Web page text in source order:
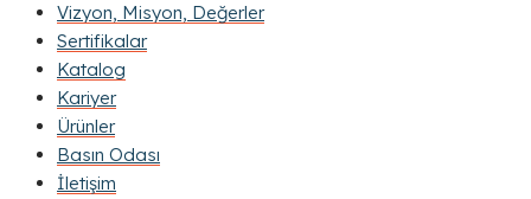
Vizyon, Misyon, Değerler
Sertifikalar
Katalog
Kariyer
Ürünler
Basın Odası
İletişim